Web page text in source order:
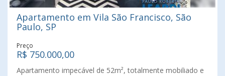
Apartamento em Vila São Francisco, São
Paulo, SP
Preço
R$ 750.000,00
Apartamento impecável de 52m², totalmente mobiliado e